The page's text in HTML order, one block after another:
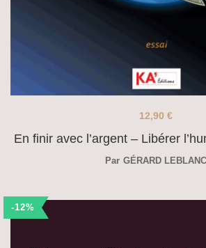
En finir avec l’argent – Libérer
12,90 €
Par GÉRARD LEBLANC
-12%